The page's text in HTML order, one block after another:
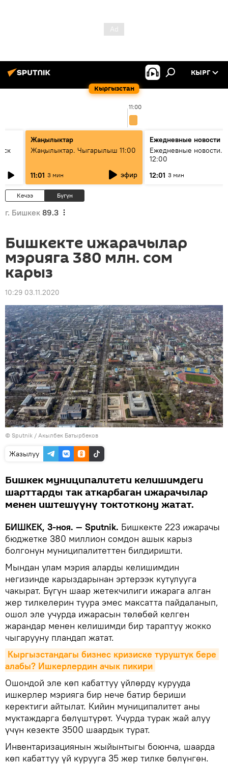
Кыргызстан
КЫРГ
11:00
Жаңылыктар
Жаңылыктар. Чыгарылыш 11:00
11:01 3 мин эфир
Ежедневные новости
Ежедневные новости.
12:00
12:01 3 мин
Кечээ Бүгүн
г. Бишкек 89.3
Бишкекте ижарачылар
мэрияга 380 млн. сом
карыз
10:29 03.11.2020
© Sputnik / Акылбек Батырбеков
Жазылуу
Бишкек муниципалитети келишимдеги
шарттарды так аткарбаган ижарачылар
менен иштешүүнү токтоткону жатат.
БИШКЕК, 3-ноя. — Sputnik. Бишкекте 223 ижарачы
бюджетке 380 миллион сомдон ашык карыз
болгонун муниципалитеттен билдиришти.
Мындан улам мэрия аларды келишимдин
негизинде карыздарынан эртерээк кутулууга
чакырат. Бүгүн шаар жетекчилиги ижарага алган
жер тилкелерин туура эмес максатта пайдаланып,
ошол эле учурда ижарасын төлөбөй келген
жарандар менен келишимди бир тараптуу жокко
чыгарууну пландап жатат.
Кыргызстандагы бизнес кризиске туруштук бере
алабы? Ишкерлердин ачык пикири
Ошондой эле көп кабаттуу үйлөрдү курууда
ишкерлер мэрияга бир нече батир бериши
керектиги айтылат. Кийин муниципалитет аны
муктаждарга бөлүштүрөт. Учурда турак жай алуу
үчүн кезекте 3500 шаардык турат.
Инвентаризациянын жыйынтыгы боюнча, шаарда
көп кабаттуу үй курууга 35 жер тилке бөлүнгөн.